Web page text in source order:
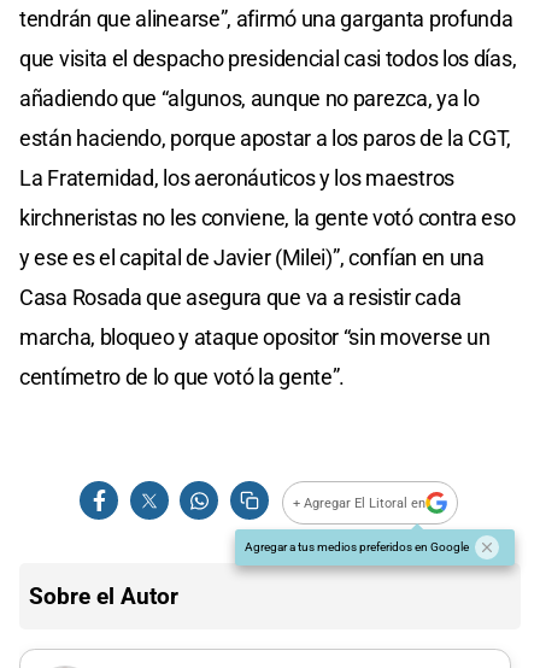
tendrán que alinearse”, afirmó una garganta profunda
que visita el despacho presidencial casi todos los días,
añadiendo que “algunos, aunque no parezca, ya lo
están haciendo, porque apostar a los paros de la CGT,
La Fraternidad, los aeronáuticos y los maestros
kirchneristas no les conviene, la gente votó contra eso
y ese es el capital de Javier (Milei)”, confían en una
Casa Rosada que asegura que va a resistir cada
marcha, bloqueo y ataque opositor “sin moverse un
centímetro de lo que votó la gente”.
+ Agregar El Litoral en
Agregar a tus medios preferidos en Google
Sobre el Autor